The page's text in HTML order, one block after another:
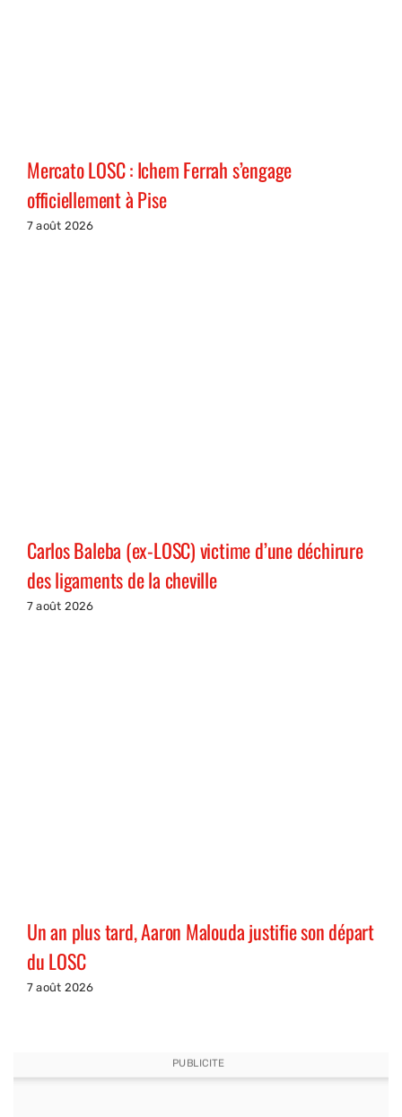
Mercato LOSC : Ichem Ferrah s’engage
officiellement à Pise
7 août 2026
Carlos Baleba (ex-LOSC) victime d’une déchirure
des ligaments de la cheville
7 août 2026
Un an plus tard, Aaron Malouda justifie son départ
du LOSC
7 août 2026
PUBLICITE